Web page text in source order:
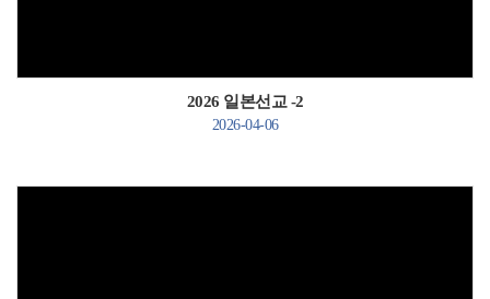
2026 일본선교 -2
2026-04-06